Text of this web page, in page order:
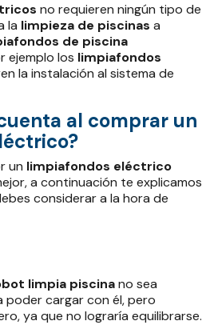
no requieren ningún tipo de
la limpieza de piscinas a
de piscina
ejemplo los limpiafondos
la instalación al sistema de
al comprar un
un limpiafondos eléctrico
a continuación te explicamos
considerar a la hora de
limpia piscinano sea
poder cargar con él, pero
ya que no lograría equilibrarse.